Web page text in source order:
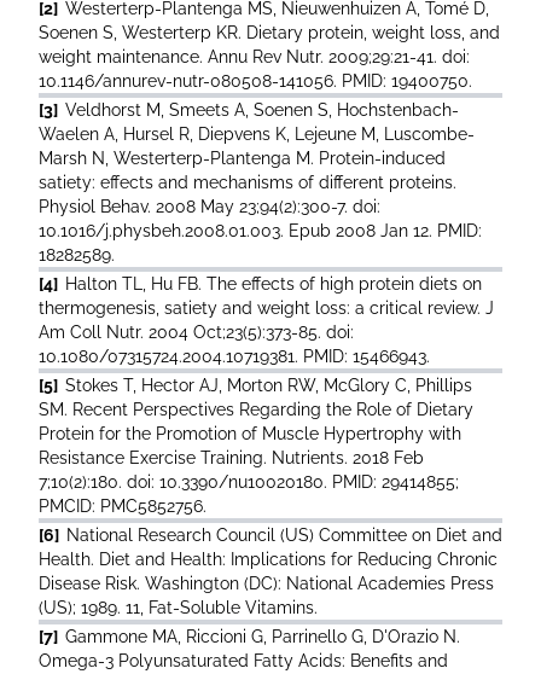
[2] Westerterp-Plantenga MS, Nieuwenhuizen A, Tomé D,
Soenen S, Westerterp KR. Dietary protein, weight loss, and
weight maintenance. Annu Rev Nutr. 2009;29:21-41. doi:
10.1146/annurev-nutr-080508-141056. PMID: 19400750.
[3] Veldhorst M, Smeets A, Soenen S, Hochstenbach-
Waelen A, Hursel R, Diepvens K, Lejeune M, Luscombe-
Marsh N, Westerterp-Plantenga M. Protein-induced
satiety: effects and mechanisms of different proteins.
Physiol Behav. 2008 May 23;94(2):300-7. doi:
10.1016/j.physbeh.2008.01.003. Epub 2008 Jan 12. PMID:
18282589.
[4] Halton TL, Hu FB. The effects of high protein diets on
thermogenesis, satiety and weight loss: a critical review. J
Am Coll Nutr. 2004 Oct;23(5):373-85. doi:
10.1080/07315724.2004.10719381. PMID: 15466943.
[5] Stokes T, Hector AJ, Morton RW, McGlory C, Phillips
SM. Recent Perspectives Regarding the Role of Dietary
Protein for the Promotion of Muscle Hypertrophy with
Resistance Exercise Training. Nutrients. 2018 Feb
7;10(2):180. doi: 10.3390/nu10020180. PMID: 29414855;
PMCID: PMC5852756.
[6] National Research Council (US) Committee on Diet and
Health. Diet and Health: Implications for Reducing Chronic
Disease Risk. Washington (DC): National Academies Press
(US); 1989. 11, Fat-Soluble Vitamins.
[7] Gammone MA, Riccioni G, Parrinello G, D'Orazio N.
Omega-3 Polyunsaturated Fatty Acids: Benefits and